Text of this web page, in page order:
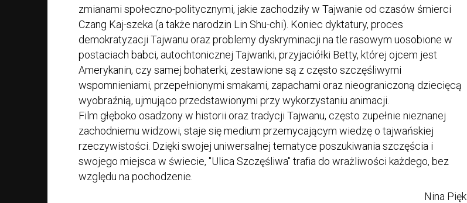
zmianami społeczno-politycznymi, jakie zachodziły w Tajwanie od czasów śmierci
Czang Kaj-szeka (a także narodzin Lin Shu-chi). Koniec dyktatury, proces
demokratyzacji Tajwanu oraz problemy dyskryminacji na tle rasowym uosobione w
postaciach babci, autochtonicznej Tajwanki, przyjaciółki Betty, której ojcem jest
Amerykanin, czy samej bohaterki, zestawione są z często szczęśliwymi
wspomnieniami, przepełnionymi smakami, zapachami oraz nieograniczoną dziecięcą
wyobraźnią, ujmująco przedstawionymi przy wykorzystaniu animacji.
Film głęboko osadzony w historii oraz tradycji Tajwanu, często zupełnie nieznanej
zachodniemu widzowi, staje się medium przemycającym wiedzę o tajwańskiej
rzeczywistości. Dzięki swojej uniwersalnej tematyce poszukiwania szczęścia i
swojego miejsca w świecie, "Ulica Szczęśliwa" trafia do wrażliwości każdego, bez
względu na pochodzenie.
Nina Pięk